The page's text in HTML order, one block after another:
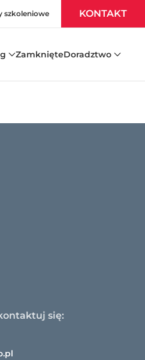
szkoleniowe KONTAKT
ZamknięteDoradztwo
się: